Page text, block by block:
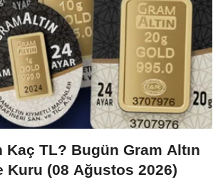
Kaç TL? Bugün Gram Altın
Kuru (08 Ağustos 2026)